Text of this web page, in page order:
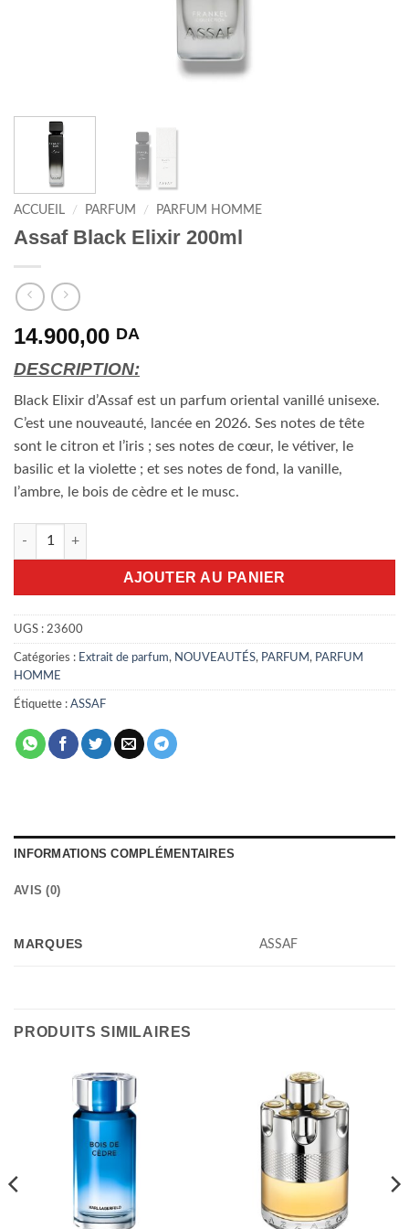
ACCUEIL / PARFUM / PARFUM HOMME
Assaf Black Elixir 200ml
14.900,00 DA
DESCRIPTION:
Black Elixir d’Assaf est un parfum oriental vanillé unisexe.
C’est une nouveauté, lancée en 2026. Ses notes de tête
sont le citron et l’iris ; ses notes de cœur, le vétiver, le
basilic et la violette ; et ses notes de fond, la vanille,
l’ambre, le bois de cèdre et le musc.
quantité de Assaf Black Elixir 200ml
AJOUTER AU PANIER
UGS : 23600
Catégories : Extrait de parfum, NOUVEAUTÉS, PARFUM , PARFUM
HOMME
Étiquette : ASSAF
INFORMATIONS COMPLÉMENTAIRES
AVIS (0)
MARQUES ASSAF
PRODUITS SIMILAIRES